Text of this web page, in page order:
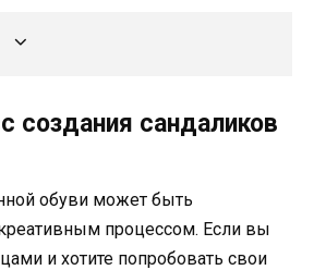
создания сандаликов
обуви может быть
процессом. Если вы
и хотите попробовать свои